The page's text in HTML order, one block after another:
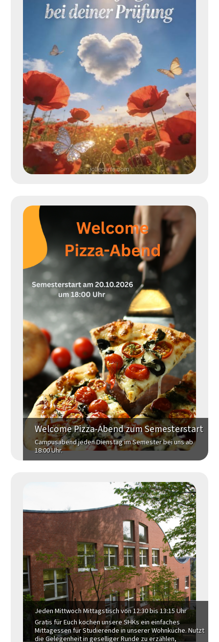
Welcome Pizza-Abend zum Semesterstart
Campusabend jeden Dienstag im Semester bei uns ab
18:00 Uhr.
Jeden Mittwoch Mittagstisch von 12:30 bis 13:15 Uhr
Gratis für Euch kochen unsere SHKs ein einfaches
Mittagessen für Studierende in unserer Wohnküche. Nutzt
die Gelegenheit in geselliger Runde zu erzählen,